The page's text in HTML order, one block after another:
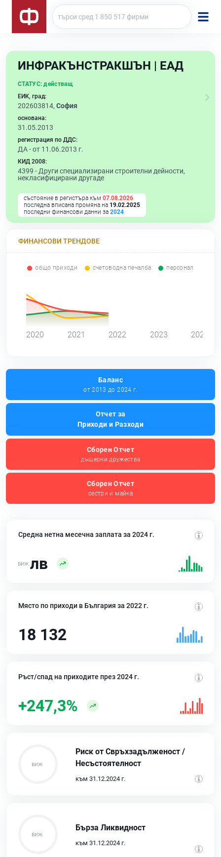
ИНФРАКЪНСТРАКШЪН | ЕАД
СТАТУС: действащ
ЕИК, град:
202603814, София
основана:
31.05.2013
регистрация по ДДС:
ДА - от 11.06.2013 г.
КИД 2008:
4399 - Други специализирани строителни дейности,
некласифицирани другаде
състояние в регистъра към 07.08.2026
последна вписана промяна на 19.02.2025
последни финансови данни за 2024
ФИНАНСОВИ ТРЕНДОВЕ
общо приходи счетоводна печалба персонал
2020 2021 2022 2023 2024
Баланс
от 2013 до 2024 г.
Отчет за
Приходи и Разходи
Сборен Отчет
дъщерни дружества
Сборен Отчет
сестри и майка
Средна нетна месечна заплата за 2024 г.
лв
Място по приходи в България за 2022 г.
18 132
Ръст/спад на приходите през 2024 г.
+247,3%
Риск от Свръхзадълженост /
Несъстоятелност
към 31.12.2024 г.
Бърза Ликвидност
към 31.12.2024 г.